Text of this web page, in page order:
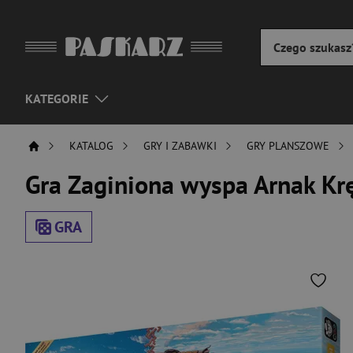
KATEGORIE
KATALOG GRY I ZABAWKI GRY PLANSZOWE
Gra Zaginiona wyspa Arnak
GRA